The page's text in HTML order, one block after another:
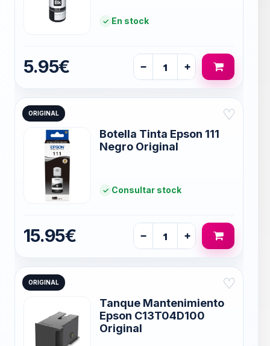
En stock
5.95€ − +
ORIGINAL ♡
Botella Tinta Epson 111
Negro Original
Consultar stock
15.95€ − +
ORIGINAL ♡
Tanque Mantenimiento
Epson C13T04D100
Original